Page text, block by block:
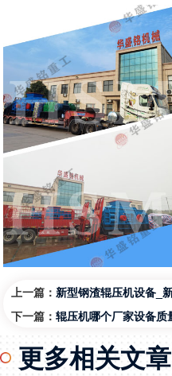
上一篇： 新型钢渣辊压机设备_新型
下一篇：辊压机哪个厂家设备质
更多相关文章